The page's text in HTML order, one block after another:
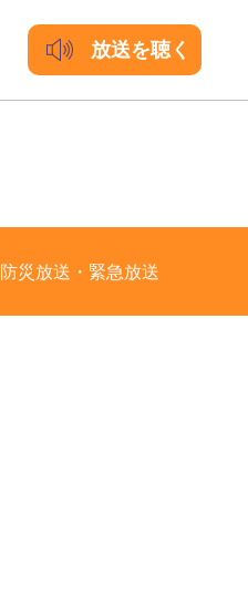
放送を聴く
防災放送・緊急放送